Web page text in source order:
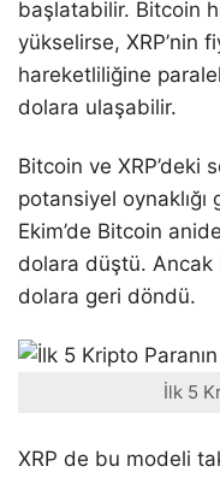
başlatabilir. Bitcoin
yükselirse, XRP’nin
hareketliliğine
dolara ulaşabilir.
Bitcoin ve XRP’deki
potansiyel
Ekim’de Bitcoin
dolara düştü. Ancak
dolara geri döndü.
İlk 5
XRP de bu modeli